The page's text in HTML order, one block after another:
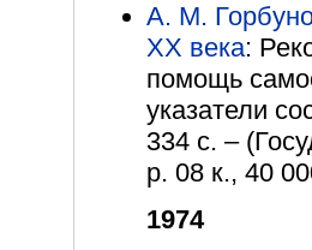
А. М.
ХХ века:
помощь
указатели
334 с. –
р. 08 к., 40
1974